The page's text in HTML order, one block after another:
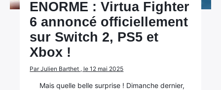
ENORME : Virtua Fighter
6 annoncé officiellement
sur Switch 2, PS5 et
Xbox !
Par Julien Barthet , le 12 mai 2025
Mais quelle belle surprise ! Dimanche dernier,